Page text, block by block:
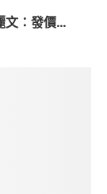
：發價...